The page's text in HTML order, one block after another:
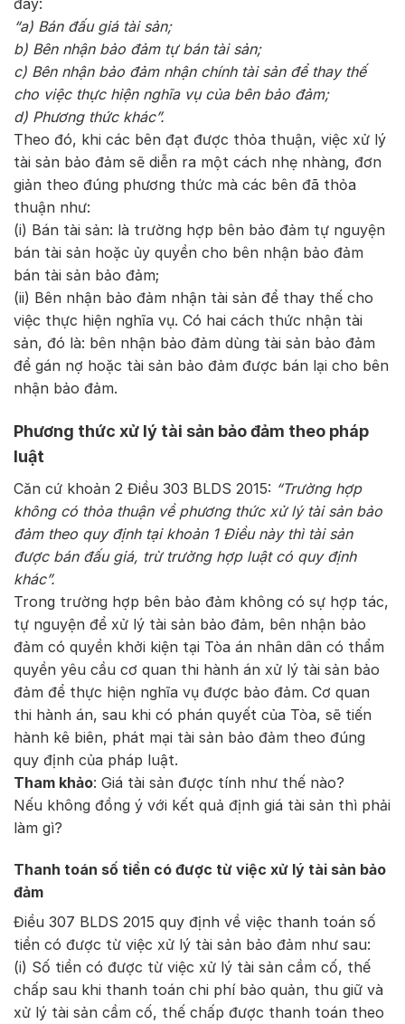
đây:
“a) Bán đấu giá tài sản;
b) Bên nhận bảo đảm tự bán tài sản;
c) Bên nhận bảo đảm nhận chính tài sản để thay thế
cho việc thực hiện nghĩa vụ của bên bảo đảm;
d) Phương thức khác”.
Theo đó, khi các bên đạt được thỏa thuận, việc xử lý
tài sản bảo đảm sẽ diễn ra một cách nhẹ nhàng, đơn
giản theo đúng phương thức mà các bên đã thỏa
thuận như:
(i) Bán tài sản: là trường hợp bên bảo đảm tự nguyện
bán tài sản hoặc ủy quyền cho bên nhận bảo đảm
bán tài sản bảo đảm;
(ii) Bên nhận bảo đảm nhận tài sản để thay thế cho
việc thực hiện nghĩa vụ. Có hai cách thức nhận tài
sản, đó là: bên nhận bảo đảm dùng tài sản bảo đảm
để gán nợ hoặc tài sản bảo đảm được bán lại cho bên
nhận bảo đảm.
Phương thức xử lý tài sản bảo đảm theo pháp
luật
Căn cứ khoản 2 Điều 303 BLDS 2015: “Trường hợp
không có thỏa thuận về phương thức xử lý tài sản bảo
đảm theo quy định tại khoản 1 Điều này thì tài sản
được bán đấu giá, trừ trường hợp luật có quy định
khác”.
Trong trường hợp bên bảo đảm không có sự hợp tác,
tự nguyện để xử lý tài sản bảo đảm, bên nhận bảo
đảm có quyền khởi kiện tại Tòa án nhân dân có thẩm
quyền yêu cầu cơ quan thi hành án xử lý tài sản bảo
đảm để thực hiện nghĩa vụ được bảo đảm. Cơ quan
thi hành án, sau khi có phán quyết của Tòa, sẽ tiến
hành kê biên, phát mại tài sản bảo đảm theo đúng
quy định của pháp luật.
Tham khảo: Giá tài sản được tính như thế nào?
Nếu không đồng ý với kết quả định giá tài sản thì phải
làm gì?
Thanh toán số tiền có được từ việc xử lý tài sản bảo
đảm
Điều 307 BLDS 2015 quy định về việc thanh toán số
tiền có được từ việc xử lý tài sản bảo đảm như sau:
(i) Số tiền có được từ việc xử lý tài sản cầm cố, thế
chấp sau khi thanh toán chi phí bảo quản, thu giữ và
xử lý tài sản cầm cố, thế chấp được thanh toán theo